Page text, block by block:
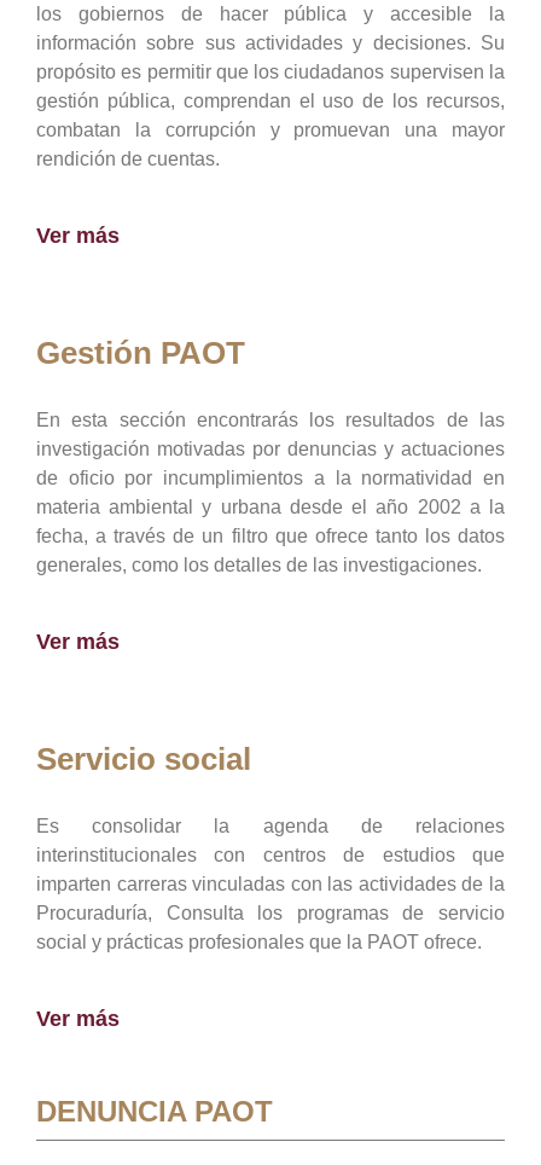
los gobiernos de hacer pública y accesible la
información sobre sus actividades y decisiones. Su
propósito es permitir que los ciudadanos supervisen la
gestión pública, comprendan el uso de los recursos,
combatan la corrupción y promuevan una mayor
rendición de cuentas.
Ver más
Gestión PAOT
En esta sección encontrarás los resultados de las
investigación motivadas por denuncias y actuaciones
de oficio por incumplimientos a la normatividad en
materia ambiental y urbana desde el año 2002 a la
fecha, a través de un filtro que ofrece tanto los datos
generales, como los detalles de las investigaciones.
Ver más
Servicio social
Es consolidar la agenda de relaciones
interinstitucionales con centros de estudios que
imparten carreras vinculadas con las actividades de la
Procuraduría, Consulta los programas de servicio
social y prácticas profesionales que la PAOT ofrece.
Ver más
DENUNCIA PAOT